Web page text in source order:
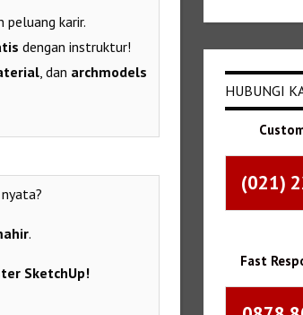
karir.
dengan instruktur!
, dan archmodels
.
SketchUp!
HUBUNGI
(021)
Fast